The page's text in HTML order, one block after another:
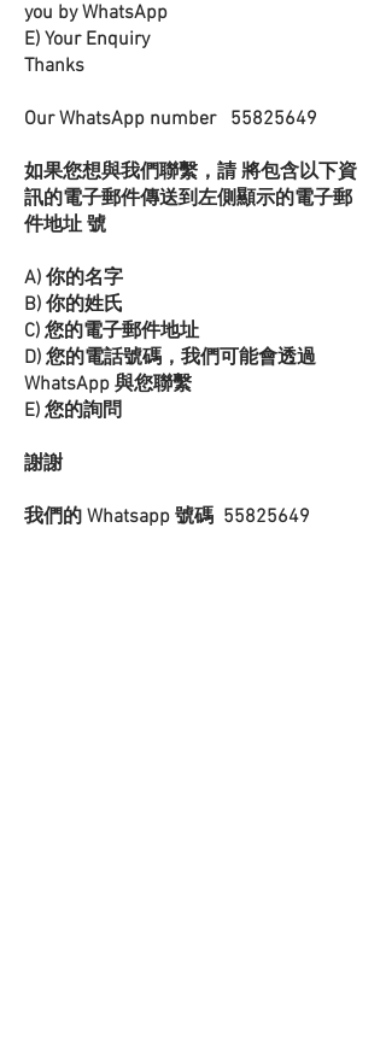
you by WhatsApp
E) Your Enquiry
Thanks
Our WhatsApp number 55825649
如果您想與我們聯繫，請 將包含以下資
訊的電子郵件傳送到左側顯示的電子郵
件地址 號
A) 你的名字
B) 你的姓氏
C) 您的電子郵件地址
D) 您的電話號碼，我們可能會透過
WhatsApp 與您聯繫
E) 您的詢問
謝謝
我們的 Whatsapp 號碼 55825649